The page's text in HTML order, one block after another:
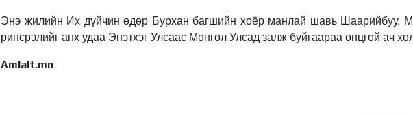
Энэ жилийн Их дүйчин өдөр Бурхан багшийн хоёр манлай шавь Шаарийбуу,
ринсрэлийг анх удаа Энэтхэг Улсаас Монгол Улсад залж буйгаараа онцгой ач
Amlalt.mn